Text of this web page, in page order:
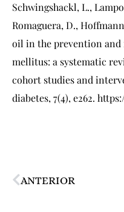
Schwingshackl, L.,
Romaguera, D.,
oil in the prevention and
mellitus: a systematic
cohort studies and
diabetes, 7(4), e262.
ANTERIOR